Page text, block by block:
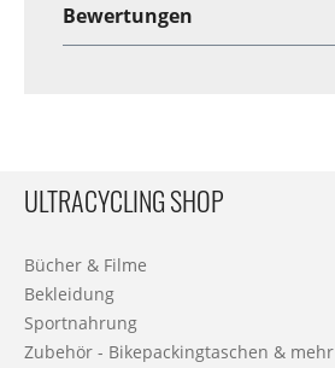
Bewertungen
ULTRACYCLING SHOP
Bücher & Filme
Bekleidung
Sportnahrung
Zubehör - Bikepackingtaschen & mehr